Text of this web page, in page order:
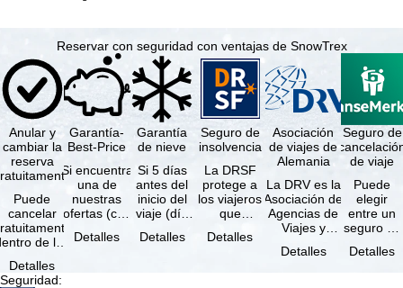
Reservar con seguridad con ventajas de SnowTrex
Anular y
cambiar la
reserva
Puede
cancelar
de los
a
Detalles
Garantía-
Best-Price
Si encuentra
una de
nuestras
ofertas (con
prestaciones
Detalles
Garantía
de nieve
Si 5 días
antes del
inicio del
viaje (día
ninguna de
Detalles
Seguro de
insolvencia
La DRSF
protege a
los viajeros
que
viaje
Detalles
Asociación
de viajes de
Alemania
La DRV es la
Asociación de
Agencias de
Viajes y
más grande
Detalles
Seguro de
de viaje
Puede
elegir
entre un
seguro de
de viaje
Detalles
Seguridad: